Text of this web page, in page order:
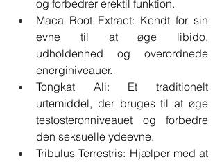
og forbedrer erektil funktion.
Maca Root Extract: Kendt for sin
evne til at øge libido,
udholdenhed og overordnede
energiniveauer.
Tongkat Ali: Et traditionelt
urtemiddel, der bruges til at øge
testosteronniveauet og forbedre
den seksuelle ydeevne.
Tribulus Terrestris: Hjælper med at